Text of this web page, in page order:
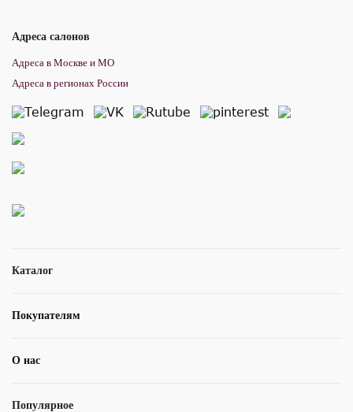
Каталог
Покупателям
О нас
Популярное
Адреса салонов
Адреса в Москве и МО
Адреса в регионах России